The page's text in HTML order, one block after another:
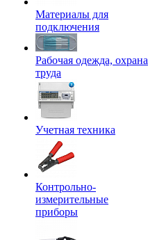
Материалы для
подключения
Рабочая одежда, охрана
труда
Учетная техника
Контрольно-
измерительные
приборы